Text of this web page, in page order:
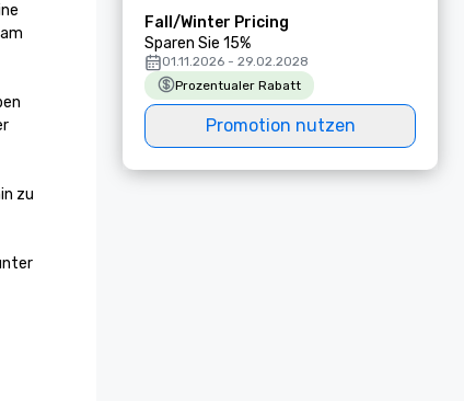
zu
Fall/Winter Pricing
Sparen Sie 15%
01.11.2026 - 29.02.2028
Prozentualer Rabatt
Promotion nutzen